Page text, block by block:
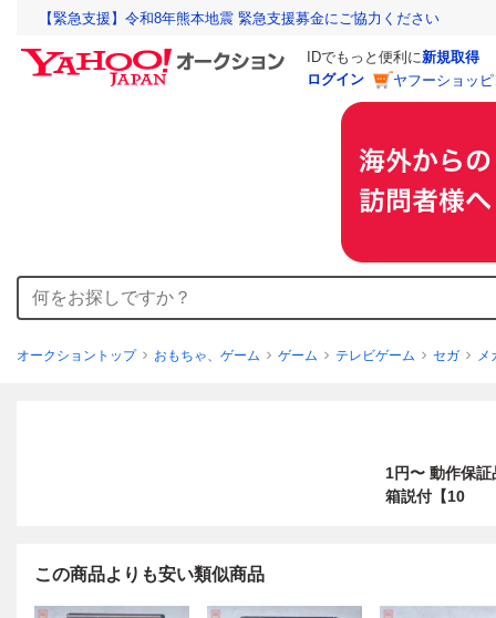
【緊急支援】令和8年熊本地震 緊急支援募金にご協力ください
IDでもっと便利に新規取得
ログイン
ヤフーショッ
オークショントップ おもちゃ、ゲーム ゲーム テレビゲーム セガ メ
1円〜 動作保
箱説付【10
この商品よりも安い類似商品